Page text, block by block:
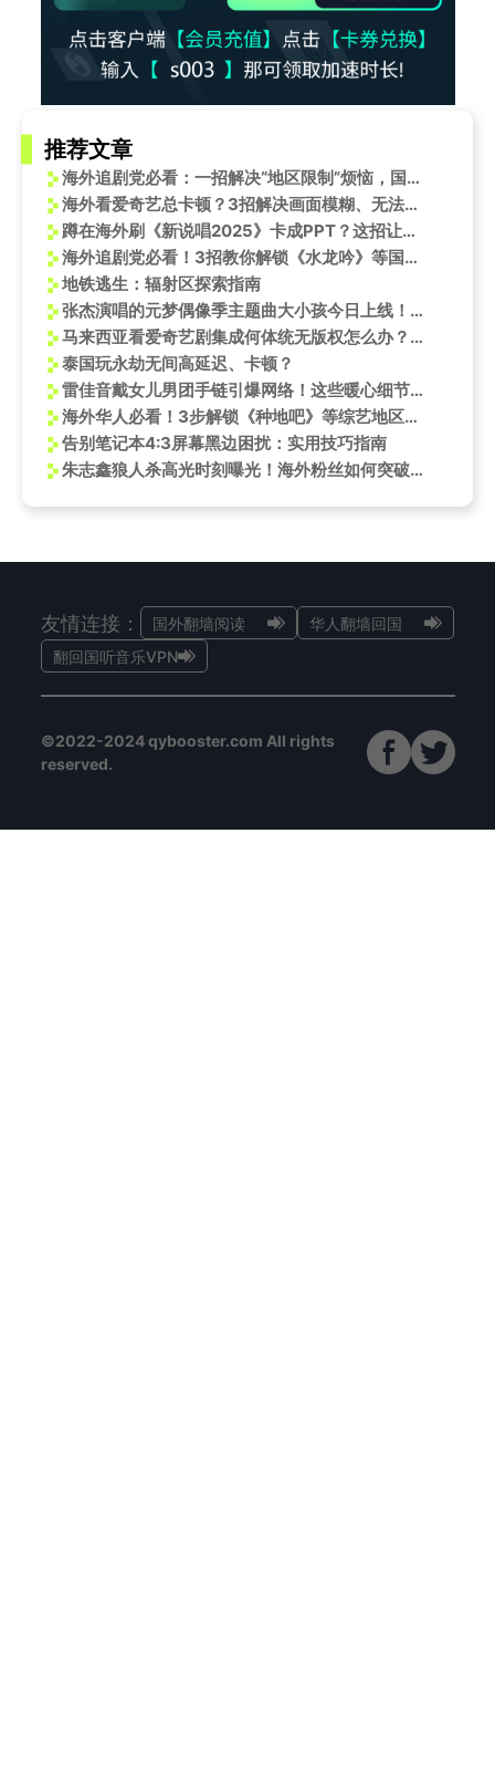
推荐文章
海外追剧党必看：一招解决“地区限制”烦恼，国内热播剧集轻松看
海外看爱奇艺总卡顿？3招解决画面模糊、无法播放问题
蹲在海外刷《新说唱2025》卡成PPT？这招让我秒看艾热SHarK炸场舞台
海外追剧党必看！3招教你解锁《水龙吟》等国产热剧地区限制
地铁逃生：辐射区探索指南
张杰演唱的元梦偶像季主题曲大小孩今日上线！国外留学听不了国内音乐怎么办？
马来西亚看爱奇艺剧集成何体统无版权怎么办？成何体统双端预约量破200万
泰国玩永劫无间高延迟、卡顿？
雷佳音戴女儿男团手链引爆网络！这些暖心细节你发现了吗？
海外华人必看！3步解锁《种地吧》等综艺地区限制，蚕宝宝落户名场面一网打尽
告别笔记本4:3屏幕黑边困扰：实用技巧指南
朱志鑫狼人杀高光时刻曝光！海外粉丝如何突破限制同步追星？
友情连接： 国外翻墙阅读
华人翻墙回国
翻回国听音乐VPN
©2022-2024 qybooster.com All rights
reserved.